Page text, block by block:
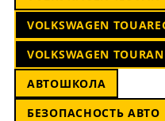
VOLKSWAGEN
VOLKSWAGEN TOURAN
АВТОШКОЛА
БЕЗОПАСНОСТЬ АВТО